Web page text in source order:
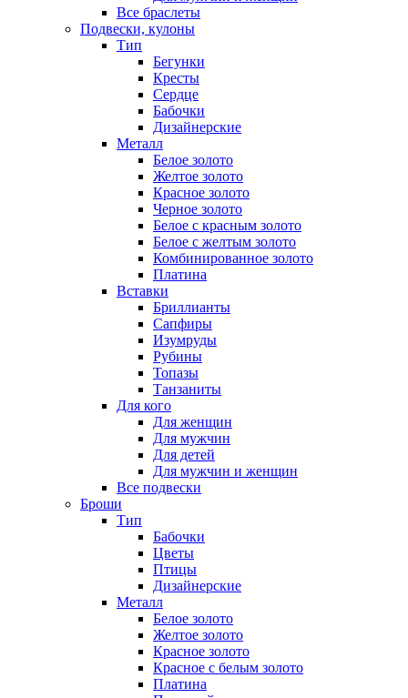
Все браслеты
Подвески, кулоны
Тип
Бегунки
Кресты
Сердце
Бабочки
Дизайнерские
Металл
Белое золото
Желтое золото
Красное золото
Черное золото
Белое с красным золото
Белое с желтым золото
Комбинированное золото
Платина
Вставки
Бриллианты
Сапфиры
Изумруды
Рубины
Топазы
Танзаниты
Для кого
Для женщин
Для мужчин
Для детей
Для мужчин и женщин
Все подвески
Броши
Тип
Бабочки
Цветы
Птицы
Дизайнерские
Металл
Белое золото
Желтое золото
Красное золото
Красное с белым золото
Платина